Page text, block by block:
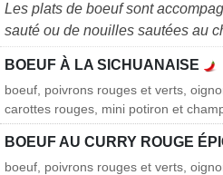
Les plats de boeuf sont
sauté ou de nouilles sautées au
BOEUF À LA SICHUANAISE
boeuf, poivrons rouges et verts,
carottes rouges, mini potiron et
BOEUF AU CURRY ROUGE
boeuf, poivrons rouges et verts,